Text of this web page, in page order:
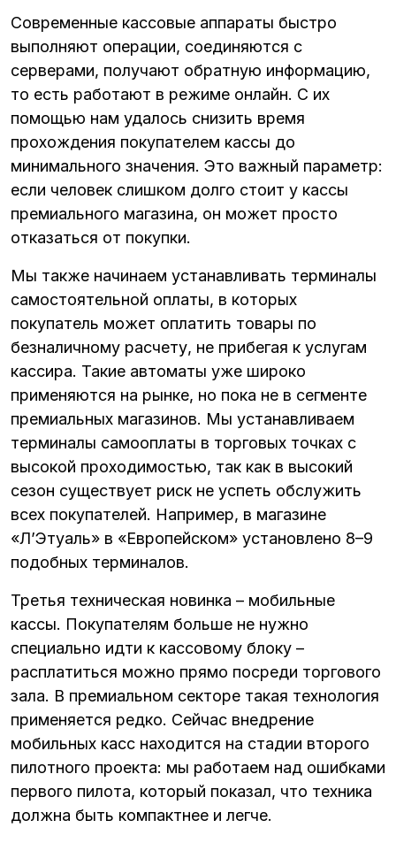
Современные кассовые аппараты быстро
выполняют операции, соединяются с
серверами, получают обратную информацию,
то есть работают в режиме онлайн. С их
помощью нам удалось снизить время
прохождения покупателем кассы до
минимального значения. Это важный параметр:
если человек слишком долго стоит у кассы
премиального магазина, он может просто
отказаться от покупки.
Мы также начинаем устанавливать терминалы
самостоятельной оплаты, в которых
покупатель может оплатить товары по
безналичному расчету, не прибегая к услугам
кассира. Такие автоматы уже широко
применяются на рынке, но пока не в сегменте
премиальных магазинов. Мы устанавливаем
терминалы самооплаты в торговых точках с
высокой проходимостью, так как в высокий
сезон существует риск не успеть обслужить
всех покупателей. Например, в магазине
«Л’Этуаль» в «Европейском» установлено 8–9
подобных терминалов.
Третья техническая новинка – мобильные
кассы. Покупателям больше не нужно
специально идти к кассовому блоку –
расплатиться можно прямо посреди торгового
зала. В премиальном секторе такая технология
применяется редко. Сейчас внедрение
мобильных касс находится на стадии второго
пилотного проекта: мы работаем над ошибками
первого пилота, который показал, что техника
должна быть компактнее и легче.